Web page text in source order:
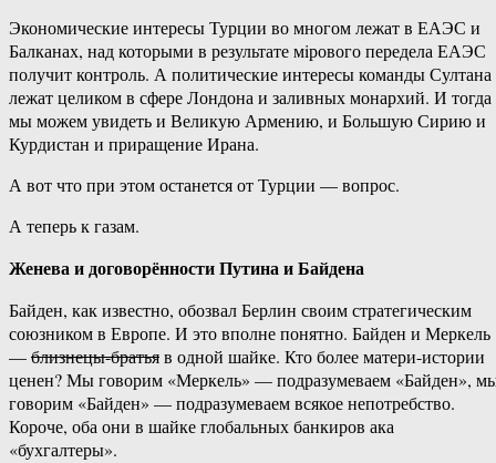
Экономические интересы Турции во многом лежат в ЕАЭС и
Балканах, над которыми в результате мiрового передела ЕАЭС
получит контроль. А политические интересы команды Султана
лежат целиком в сфере Лондона и заливных монархий. И тогда
мы можем увидеть и Великую Армению, и Большую Сирию и
Курдистан и приращение Ирана.
А вот что при этом останется от Турции — вопрос.
А теперь к газам.
Женева и договорённости Путина и Байдена
Байден, как известно, обозвал Берлин своим стратегическим
союзником в Европе. И это вполне понятно. Байден и Меркель
—близнецы-братьяв одной шайке. Кто более матери-истории
ценен? Мы говорим «Меркель» — подразумеваем «Байден»,
говорим «Байден» — подразумеваем всякое непотребство.
Короче, оба они в шайке глобальных банкиров ака
«бухгалтеры».